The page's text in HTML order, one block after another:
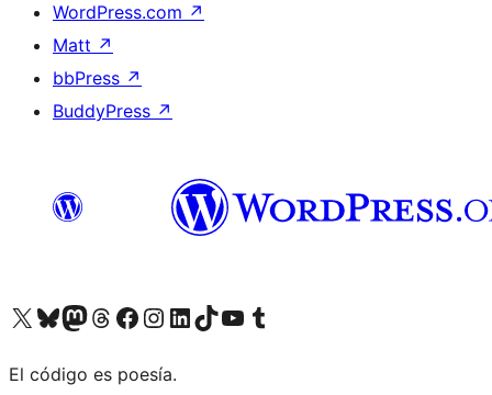
WordPress.com ↗
Matt ↗
bbPress ↗
BuddyPress ↗
Visit our X (formerly Twitter) account
Visit our Bluesky account
Visit our Mastodon account
Visit our Threads account
Visit our Facebook page
Visit our Instagram account
Visit our LinkedIn account
Visit our TikTok account
Visit our YouTube channel
Visit our Tumblr account
El código es poesía.